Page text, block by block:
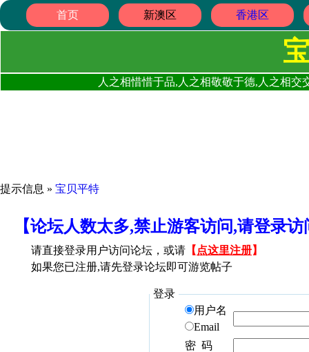
首页 新澳区 香港区
人之相惜惜于品,人之相敬敬于德,人之相
提示信息 » 宝贝平特
【论坛人数太多,禁止游客访问,请登录
请直接登录用户访问论坛，或请 【 点这里注册】
如果您已注册,请先登录论坛即可游览帖子
登录
用户名
Email
密 码